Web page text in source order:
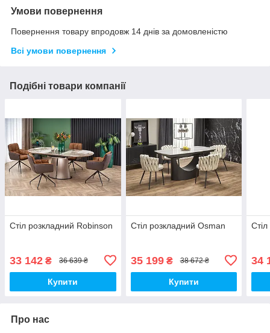
Умови повернення
Повернення товару впродовж 14 днів за домовленістю
Всі умови повернення
Подібні товари компанії
Стіл розкладний Robinson
33 142 ₴ 36 639 ₴
Купити
Стіл розкладний Osman
35 199₴ 38 672 ₴
Купити
34
Про нас